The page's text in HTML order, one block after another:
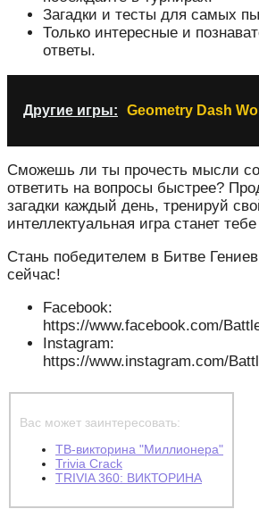
Загадки и тесты для самых
Только интересные и
ответы.
Другие игры: Geometry Dash
Сможешь ли ты прочесть мысли
ответить на вопросы быстрее?
загадки каждый день, тренируй
интеллектуальная игра станет
Стань победителем в Битве
сейчас!
Facebook:
https://www.facebook.com/
Instagram:
https://www.instagram.com/
Вас может заинтересовать:
ТВ-викторина "Миллионера"
Trivia Crack
TRIVIA 360: ВИКТОРИНА